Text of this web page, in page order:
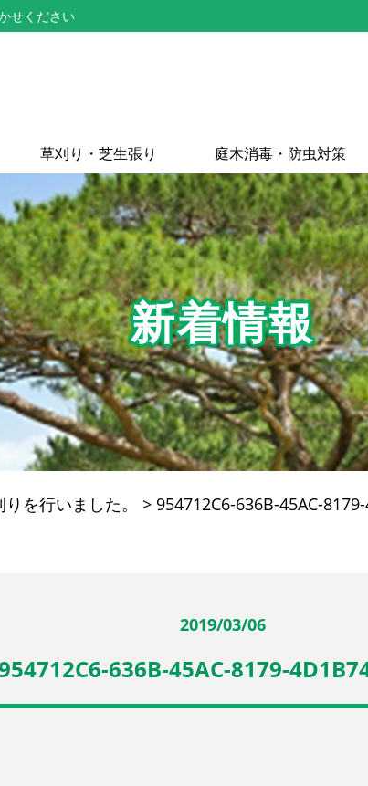
せください
草刈り・芝生張り 庭木消毒・防虫対策
新着情報
を行いました。 > 954712C6-636B-45AC-
2019/03/06
636B-45AC-8179-